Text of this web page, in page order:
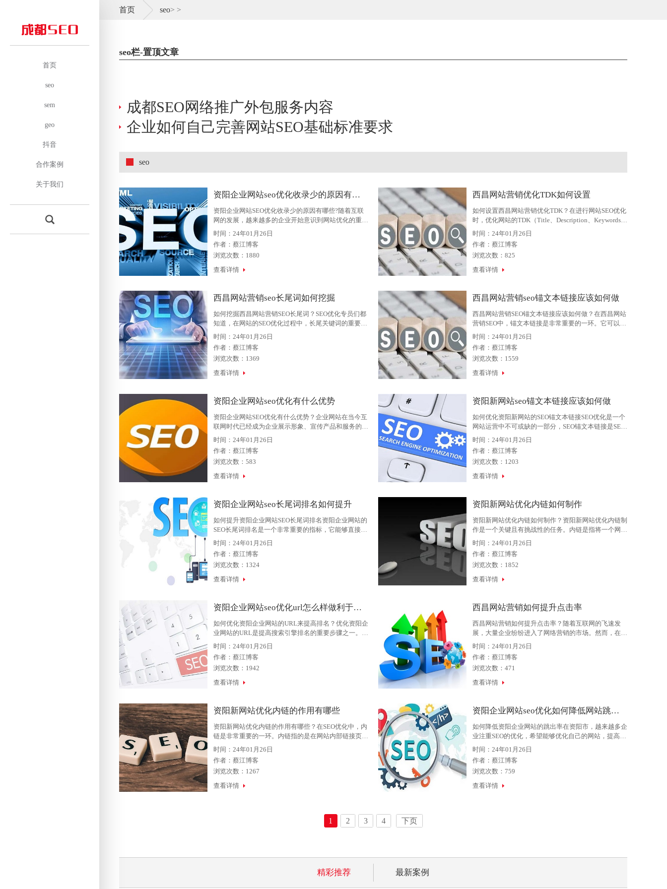
首页
seo
sem
geo
抖音
合作案例
关于我们
首页 >
seo >
seo栏-置顶文章
成都SEO网络推广外包服务内容
企业如何自己完善网站SEO基础标准要求
seo
资阳企业网站seo优化收录少的原因有哪些
资阳企业网站SEO优化收录少的原因有哪些?随着互联
网的发展，越来越多的企业开始意识到网站优化的重要
性。然而，一些企业在实施SEO优化策略时，会遇到一
些问题，比如网站收录量少等问题。这篇文章将会探讨
资阳企业网站SE
时间：24年01月26日
作者： 蔡江博客
浏览次数：1880
查看详情
西昌网站营销优化TDK如何设置
如何设置西昌网站营销优化TDK？在进行网站SEO优化
时，优化网站的TDK（Title、Description、Keywords）
是非常重要的一个环节，因为它直接关系到搜索引擎对
该网站的评估和排名。那么，如何设置西昌网站营销优
化TDK呢？西昌网站营销
时间：24年01月26日
作者： 蔡江博客
浏览次数：825
查看详情
西昌网站营销seo长尾词如何挖掘
如何挖掘西昌网站营销SEO长尾词？SEO优化专员们都
知道，在网站的SEO优化过程中，长尾关键词的重要性
不容忽视。虽然每个长尾关键词每天的搜索量都不会很
大，但是长尾关键词的数量是非常庞大的，如果能够挖
掘到更多的长尾
时间：24年01月26日
作者： 蔡江博客
浏览次数：1369
查看详情
西昌网站营销seo锚文本链接应该如何做
西昌网站营销SEO锚文本链接应该如何做？在西昌网站
营销SEO中，锚文本链接是非常重要的一环。它可以提
高网站排名，增加流量，提高用户体验等等。但是，如
果你不知道如何正确地使用锚文本链接，那么可能会适
得其反，影响
时间：24年01月26日
作者： 蔡江博客
浏览次数：1559
查看详情
资阳企业网站seo优化有什么优势
资阳企业网站SEO优化有什么优势？企业网站在当今互
联网时代已经成为企业展示形象、宣传产品和服务的重
要展示平台。然而，如何让消费者在众多网站中选择访
问并了解自己的企业网站，就需要进行SEO优化。下
面，我们将一一
时间：24年01月26日
作者： 蔡江博客
浏览次数：583
查看详情
资阳新网站seo锚文本链接应该如何做
如何优化资阳新网站的SEO锚文本链接SEO优化是一个
网站运营中不可或缺的一部分，SEO锚文本链接是SEO
优化中非常重要的一环。如何优化资阳新网站的SEO锚
文本链接呢？接下来，我们将详细介绍。1.确定关键词
首先，我们需要确定
时间：24年01月26日
作者： 蔡江博客
浏览次数：1203
查看详情
资阳企业网站seo长尾词排名如何提升
如何提升资阳企业网站SEO长尾词排名资阳企业网站的
SEO长尾词排名是一个非常重要的指标，它能够直接影
响网站的流量和转化率。优化资阳企业网站的SEO长尾
词排名需要结合网站本身的特点和行业趋势，下面是一
些实用的优化方
时间：24年01月26日
作者： 蔡江博客
浏览次数：1324
查看详情
资阳新网站优化内链如何制作
资阳新网站优化内链如何制作？资阳新网站优化内链制
作是一个关键且有挑战性的任务。内链是指将一个网站
的不同页面链接在一起，这对于搜索引擎优化非常有价
值。内链可以提高页面的排名和网站的流量。下面，我
们将讨论
时间：24年01月26日
作者： 蔡江博客
浏览次数：1852
查看详情
资阳企业网站seo优化url怎么样做利于排名上升
如何优化资阳企业网站的URL来提高排名？优化资阳企
业网站的URL是提高搜索引擎排名的重要步骤之一。良
好的URL结构可以使搜索引擎更容易理解网站的内容和
结构，从而更好地识别网站的主题和关键词。以下是关
于如何优化资阳
时间：24年01月26日
作者： 蔡江博客
浏览次数：1942
查看详情
西昌网站营销如何提升点击率
西昌网站营销如何提升点击率？随着互联网的飞速发
展，大量企业纷纷进入了网络营销的市场。然而，在竞
争激烈的市场环境中，如何将自己的网站推广出去并吸
引用户的点击成为了企业亟需解决的问题。以下就是几
点关于如何
时间：24年01月26日
作者： 蔡江博客
浏览次数：471
查看详情
资阳新网站优化内链的作用有哪些
资阳新网站优化内链的作用有哪些？在SEO优化中，内
链是非常重要的一环。内链指的是在网站内部链接页面
之间的一种方式。优化内链可以提高网站的权重和页面
的排名。在资阳新网站中，优化内链的作用主要有以下
几点：1.提
时间：24年01月26日
作者： 蔡江博客
浏览次数：1267
查看详情
资阳企业网站seo优化如何降低网站跳出率
如何降低资阳企业网站的跳出率在资阳市，越来越多企
业注重SEO的优化，希望能够优化自己的网站，提高网
站的浏览量和用户转化率。然而，即使是优化得非常好
的网站，仍有许多用户在进入网站后就立即离开，这些
用户的跳出
时间：24年01月26日
作者： 蔡江博客
浏览次数：759
查看详情
1 2 3 4 下页
精彩推荐 最新案例